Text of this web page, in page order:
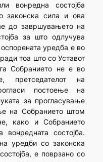
вонредна состојба
законска сила и ова
до завршувањето на
за што одлучува
уредба е во
тоа што со Уставот
Собранието не е во
на
постоење на
за прогласување
на Собранието штом
како и Собранието
состојба.
уредби со законска
е поврзано со